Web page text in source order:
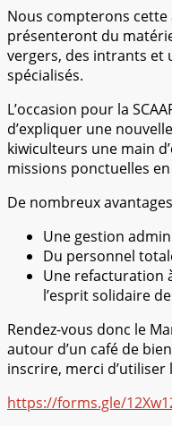
Nous compterons cette
présenteront du
vergers, des intrants et
spécialisés.
L’occasion pour la
d’expliquer une
kiwiculteurs une main
missions ponctuelles
De nombreux
Une gestion
Du personnel
Une refacturation
l’esprit solidaire
Rendez-vous donc le
autour d’un café de
inscrire, merci
https://forms.gle/